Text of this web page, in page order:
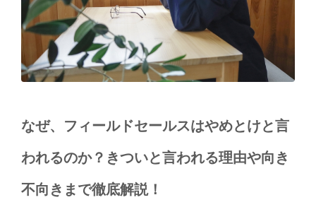
なぜ、フィールドセールスはやめとけと言
われるのか？きついと言われる理由や向き
不向きまで徹底解説！